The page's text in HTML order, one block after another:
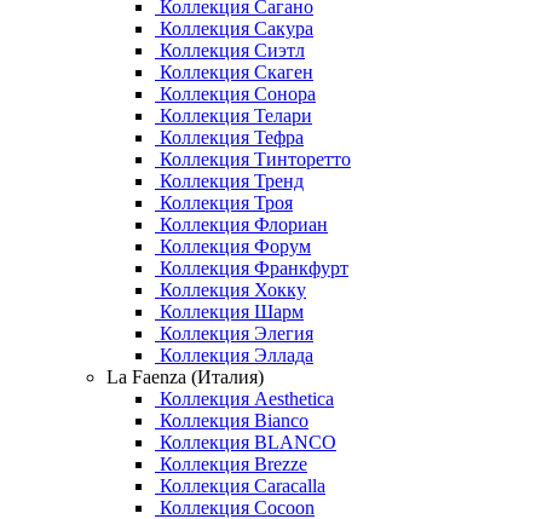
Коллекция Сагано
Коллекция Сакура
Коллекция Сиэтл
Коллекция Скаген
Коллекция Сонора
Коллекция Телари
Коллекция Тефра
Коллекция Тинторетто
Коллекция Тренд
Коллекция Троя
Коллекция Флориан
Коллекция Форум
Коллекция Франкфурт
Коллекция Хокку
Коллекция Шарм
Коллекция Элегия
Коллекция Эллада
La Faenza (Италия)
Коллекция Aesthetica
Коллекция Bianco
Коллекция BLANCO
Коллекция Brezze
Коллекция Caracalla
Коллекция Cocoon